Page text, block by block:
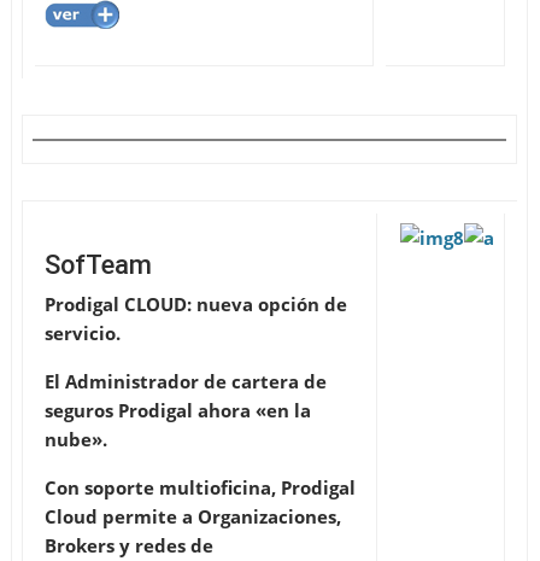
SofTeam
Prodigal CLOUD: nueva opción de
servicio.
El Administrador de cartera de
seguros Prodigal ahora «en la
nube».
Con soporte multioficina, Prodigal
Cloud permite a Organizaciones,
Brokers y redes de